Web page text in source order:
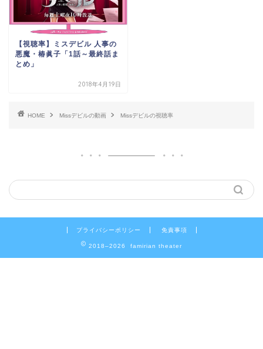
【視聴率】ミスデビル 人事の
悪魔・椿眞子「1話～最終話ま
とめ」
2018年4月19日
HOME Missデビルの動画 Missデビルの視聴率
プライバシーポリシー 免責事項
2018–2026 famirian theater